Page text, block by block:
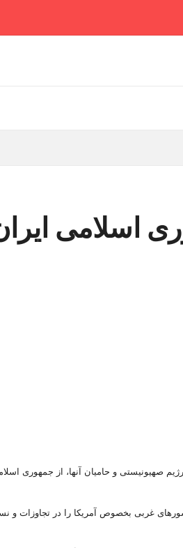
اسلامی
و حامیان آنها، از جمهوری
غربی بخصوص آمریکا را در تجاوزات